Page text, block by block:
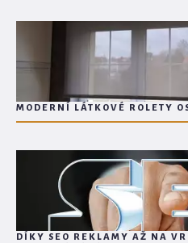
MODERNÍ LÁTKOVÉ ROLETY
DÍKY SEO REKLAMY AŽ NA